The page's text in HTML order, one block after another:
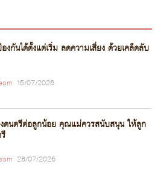
กันได้ตั้งแต่เริ่ม ลดความเสี่ยง ด้วยเคล็ดลับ
15/07/2026
ดนตรีต่อลูกน้อย คุณแม่ควรสนับสนุน ให้ลูก
28/07/2026